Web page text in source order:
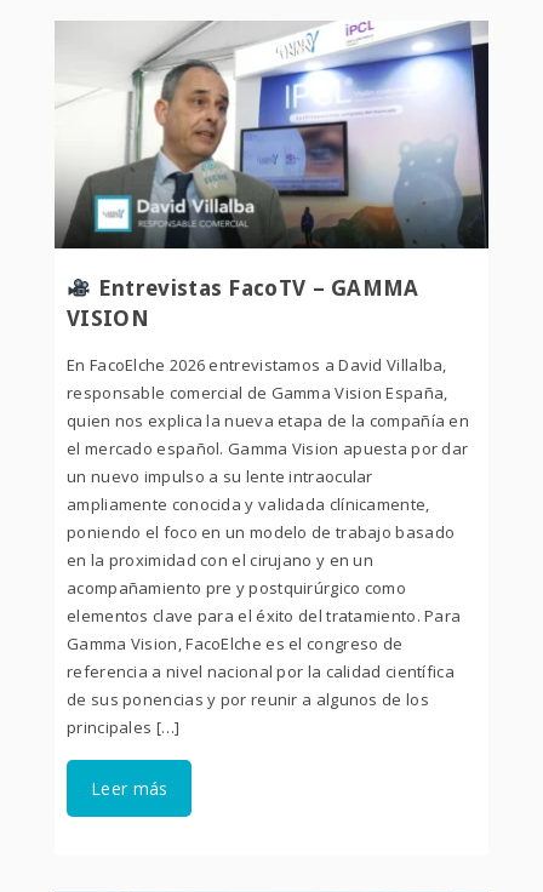
Entrevistas FacoTV – GAMMA
VISION
En FacoElche 2026 entrevistamos a David Villalba,
responsable comercial de Gamma Vision España,
quien nos explica la nueva etapa de la compañía en
el mercado español. Gamma Vision apuesta por dar
un nuevo impulso a su lente intraocular
ampliamente conocida y validada clínicamente,
poniendo el foco en un modelo de trabajo basado
en la proximidad con el cirujano y en un
acompañamiento pre y postquirúrgico como
elementos clave para el éxito del tratamiento. Para
Gamma Vision, FacoElche es el congreso de
referencia a nivel nacional por la calidad científica
de sus ponencias y por reunir a algunos de los
principales […]
Leer más